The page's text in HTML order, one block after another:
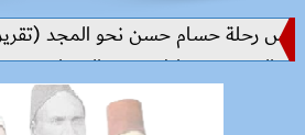
رحلة حسام حسن نحو المجد (تقرير)
من مخاطر مرض السعار